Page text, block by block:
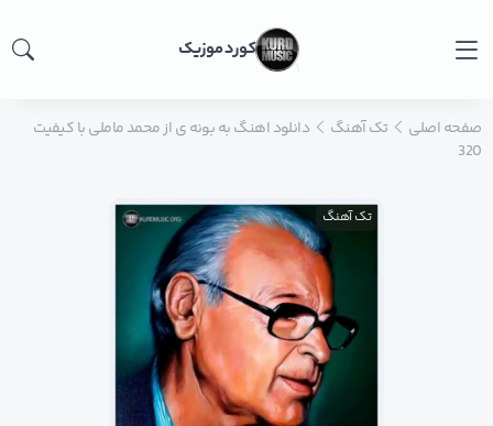
کورد موزیک
صفحه اصلی تک آهنگ
دانلود اهنگ به بونه ی از محمد ماملی با کیفیت
320
تک آهنگ